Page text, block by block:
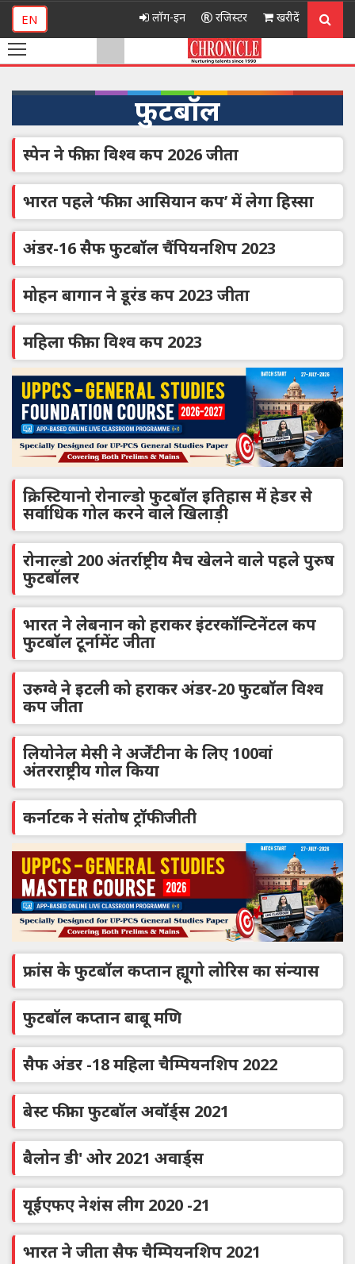
EN लॉग-इन रजिस्टर खरीदें
फुटबॉल
स्पेन ने फीफा विश्व कप 2026 जीता
भारत पहले ‘फीफा आसियान कप’ में लेगा हिस्सा
अंडर-16 सैफ फुटबॉल चैंपियनशिप 2023
मोहन बागान ने डूरंड कप 2023 जीता
महिला फीफा विश्व कप 2023
क्रिस्टियानो रोनाल्डो फुटबॉल इतिहास में हेडर से
सर्वाधिक गोल करने वाले खिलाड़ी
रोनाल्डो 200 अंतर्राष्ट्रीय मैच खेलने वाले पहले पुरुष
फुटबॉलर
भारत ने लेबनान को हराकर इंटरकॉन्टिनेंटल कप
फुटबॉल टूर्नामेंट जीता
उरुग्वे ने इटली को हराकर अंडर-20 फुटबॉल विश्व
कप जीता
लियोनेल मेसी ने अर्जेंटीना के लिए 100वां
अंतरराष्ट्रीय गोल किया
कर्नाटक ने संतोष ट्रॉफी जीती
फ्रांस के फुटबॉल कप्तान ह्यूगो लोरिस का संन्यास
फुटबॉल कप्तान बाबू मणि
सैफ अंडर -18 महिला चैम्पियनशिप 2022
बेस्ट फीफा फुटबॉल अवॉर्ड्स 2021
बैलोन डी' ओर 2021 अवार्ड्स
यूईएफए नेशंस लीग 2020 -21
भारत ने जीता सैफ चैम्पियनशिप 2021